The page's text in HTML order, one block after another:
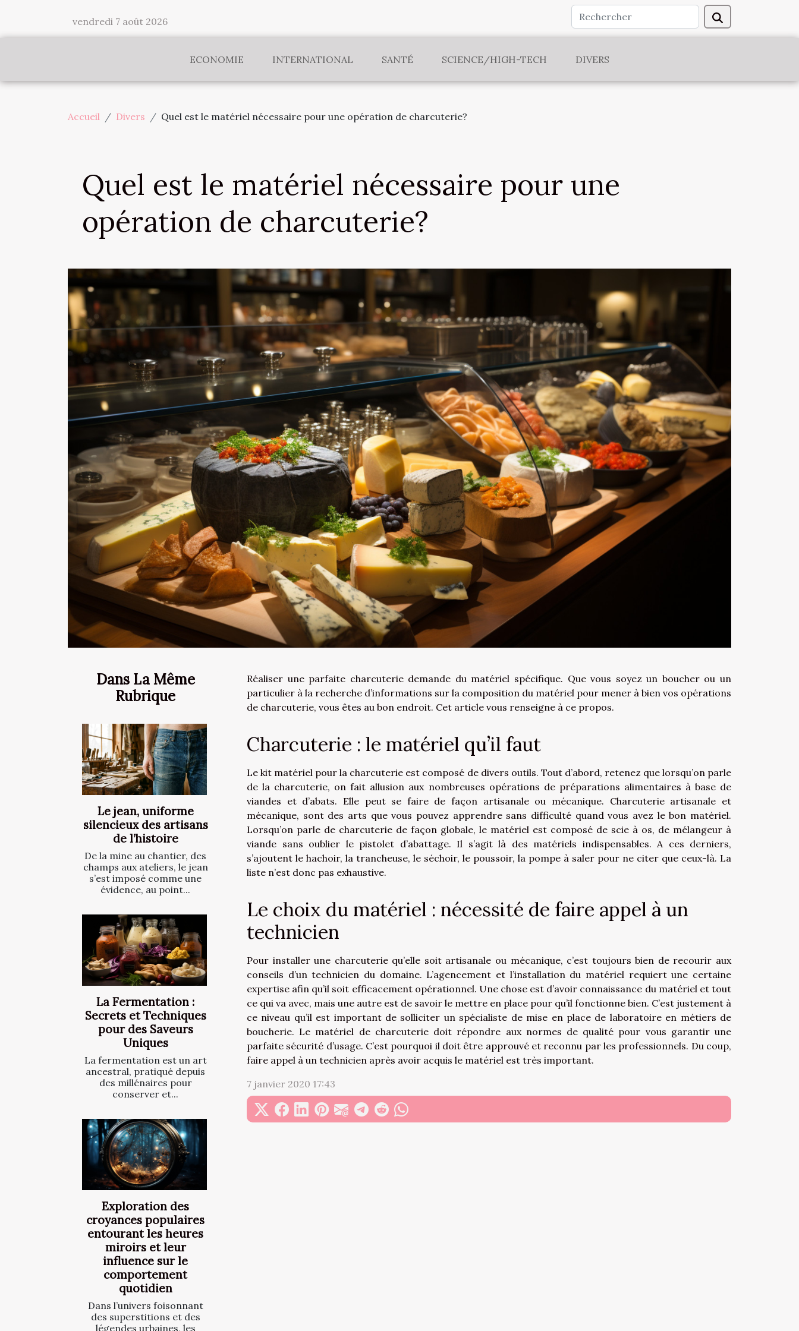
vendredi 7 août 2026
ECONOMIE INTERNATIONAL SANTÉ SCIENCE/HIGH-TECH DIVERS
Accueil Divers Quel est le matériel nécessaire pour une opération de charcuterie?
Quel est le matériel nécessaire pour une
opération de charcuterie?
Dans La Même
Rubrique
Le jean, uniforme
silencieux des artisans
de l’histoire
De la mine au chantier, des
champs aux ateliers, le jean
s’est imposé comme une
évidence, au point...
La Fermentation :
Secrets et Techniques
pour des Saveurs
Uniques
La fermentation est un art
ancestral, pratiqué depuis
des millénaires pour
conserver et...
Exploration des
croyances populaires
entourant les heures
miroirs et leur
influence sur le
comportement
quotidien
Dans l’univers foisonnant
des superstitions et des
légendes urbaines, les
Réaliser une parfaite charcuterie demande du matériel spécifique. Que vous soyez un boucher ou un
particulier à la recherche d’informations sur la composition du matériel pour mener à bien vos opérations
de charcuterie, vous êtes au bon endroit. Cet article vous renseigne à ce propos.
Charcuterie : le matériel qu’il faut
Le kit matériel pour la charcuterie est composé de divers outils. Tout d’abord, retenez que lorsqu’on parle
de la charcuterie, on fait allusion aux nombreuses opérations de préparations alimentaires à base de
viandes et d’abats. Elle peut se faire de façon artisanale ou mécanique. Charcuterie artisanale et
mécanique, sont des arts que vous pouvez apprendre sans difficulté quand vous avez le bon matériel.
Lorsqu’on parle de charcuterie de façon globale, le matériel est composé de scie à os, de mélangeur à
viande sans oublier le pistolet d’abattage. Il s’agit là des matériels indispensables. A ces derniers,
s’ajoutent le hachoir, la trancheuse, le séchoir, le poussoir, la pompe à saler pour ne citer que ceux-là. La
liste n’est donc pas exhaustive.
Le choix du matériel : nécessité de faire appel à un
technicien
Pour installer une charcuterie qu’elle soit artisanale ou mécanique, c’est toujours bien de recourir aux
conseils d’un technicien du domaine. L’agencement et l’installation du matériel requiert une certaine
expertise afin qu’il soit efficacement opérationnel. Une chose est d’avoir connaissance du matériel et tout
ce qui va avec, mais une autre est de savoir le mettre en place pour qu’il fonctionne bien. C’est justement à
ce niveau qu’il est important de solliciter un spécialiste de mise en place de laboratoire en métiers de
boucherie. Le matériel de charcuterie doit répondre aux normes de qualité pour vous garantir une
parfaite sécurité d’usage. C’est pourquoi il doit être approuvé et reconnu par les professionnels. Du coup,
faire appel à un technicien après avoir acquis le matériel est très important.
7 janvier 2020 17:43